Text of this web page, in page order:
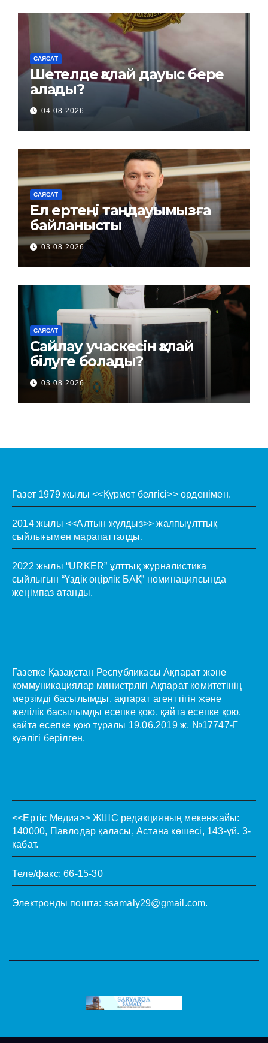
САЯСАТ
Шетелде қалай дауыс бере
алады?
04.08.2026
САЯСАТ
Ел ертеңі таңдауымызға
байланысты
03.08.2026
САЯСАТ
Сайлау учаскесін қалай
білуге болады?
03.08.2026
Газет 1979 жылы <<Құрмет белгісі>> орденімен.
2014 жылы <<Алтын жұлдыз>> жалпыұлттық
сыйлығымен марапатталды.
2022 жылы “URKER” ұлттық журналистика
сыйлығын “Үздік өңірлік БАҚ” номинациясында
жеңімпаз атанды.
Газетке Қазақстан Республикасы Ақпарат және
коммуникациялар министрлігі Ақпарат комитетінің
мерзімді басылымды, ақпарат агенттігін және
желілік басылымды есепке қою, қайта есепке қою,
қайта есепке қою туралы 19.06.2019 ж. №17747-Г
куәлігі берілген.
<<Ертіс Медиа>> ЖШС редакцияның мекенжайы:
140000, Павлодар қаласы, Астана көшесі, 143-үй. 3-
қабат.
Теле/факс: 66-15-30
Электронды пошта: ssamaly29@gmail.com.